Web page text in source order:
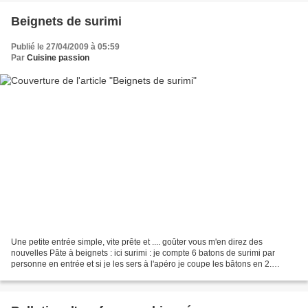
Beignets de surimi
Publié le 27/04/2009 à 05:59
Par Cuisine passion
Une petite entrée simple, vite prête et .... goûter vous m'en direz des
nouvelles Pâte à beignets : ici surimi : je compte 6 batons de surimi par
personne en entrée et si je les sers à l'apéro je coupe les bâtons en 2.